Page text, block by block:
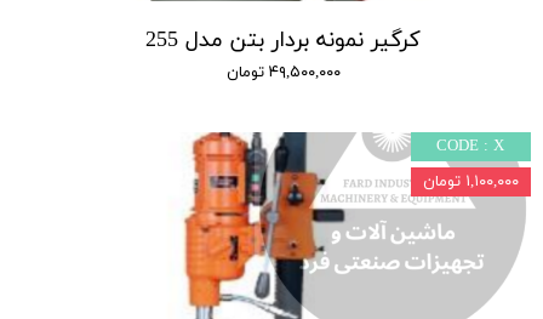
کرگیر نمونه بردار بتن مدل 255
۴۹,۵۰۰,۰۰۰ تومان
CODE : X
۱,۱۰۰,۰۰۰ تومان